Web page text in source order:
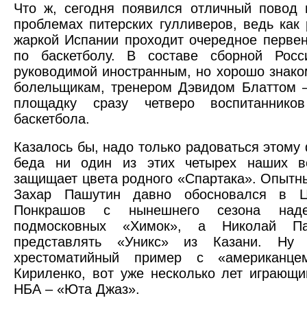
Что ж, сегодня появился отличный повод
проблемах питерских гулливеров, ведь как
жаркой Испании проходит очередное
по баскетболу. В составе сборной
руководимой иностранным, но хорошо
болельщикам, тренером Дэвидом Блаттом
площадку сразу четверо
баскетбола.
Казалось бы, надо только радоваться этому
беда ни один из этих четырех наших
защищает цвета родного «Спартака».
Захар Пашутин давно обосновался в
Понкрашов с нынешнего сезона
подмосковных «Химок», а Николай
представлять «Уникс» из Казани. Ну
хрестоматийный пример с
Кириленко, вот уже несколько лет
НБА – «Юта Джаз».